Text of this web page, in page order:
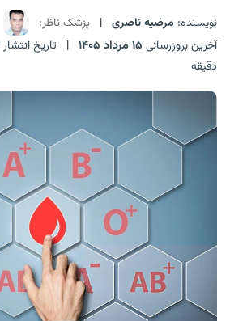
نویسنده: مرضیه ناصری | پزشک ناظر:
آخرین بروزرسانی 15 مرداد 1405 | تاریخ انتشار
دقیقه